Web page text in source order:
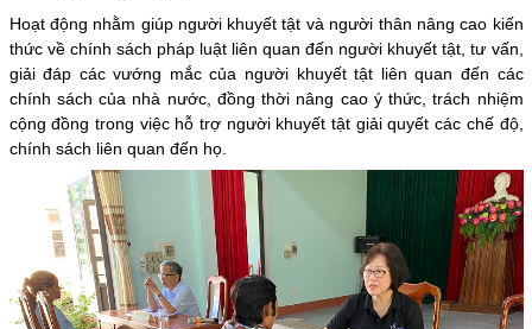
Hoạt động nhằm giúp người khuyết tật và người thân nâng cao kiến
thức về chính sách pháp luật liên quan đến người khuyết tật, tư vấn,
giải đáp các vướng mắc của người khuyết tật liên quan đến các
chính sách của nhà nước, đồng thời nâng cao ý thức, trách nhiệm
cộng đồng trong việc hỗ trợ người khuyết tật giải quyết các chế độ,
chính sách liên quan đến họ.